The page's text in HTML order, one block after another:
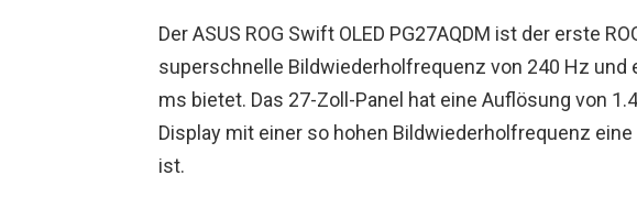
Der ASUS ROG Swift OLED PG27AQDM ist der erste
superschnelle Bildwiederholfrequenz von 240 Hz und
ms bietet. Das 27-Zoll-Panel hat eine Auflösung von
Display mit einer so hohen Bildwiederholfrequenz
ist.